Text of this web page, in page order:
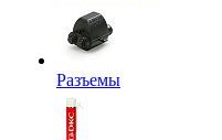
Разъемы